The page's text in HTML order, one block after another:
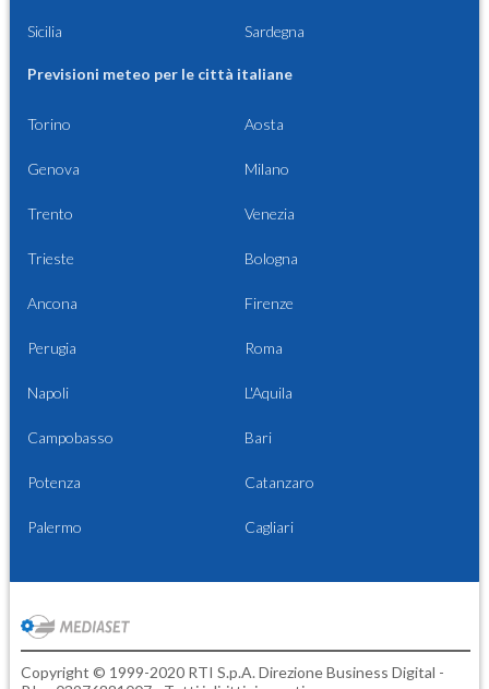
Sicilia Sardegna
Previsioni meteo per le città italiane
Torino Aosta
Genova Milano
Trento Venezia
Trieste Bologna
Ancona Firenze
Perugia Roma
Napoli L'Aquila
Campobasso Bari
Potenza Catanzaro
Palermo Cagliari
Copyright © 1999-2020 RTI S.p.A. Direzione Business Digital -